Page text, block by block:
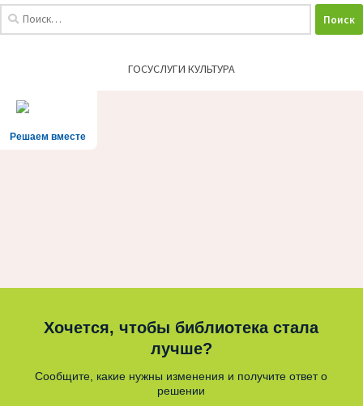
ГОСУСЛУГИ КУЛЬТУРА
Решаем вместе
Хочется, чтобы библиотека стала
лучше?
Сообщите, какие нужны изменения и получите ответ о
решении